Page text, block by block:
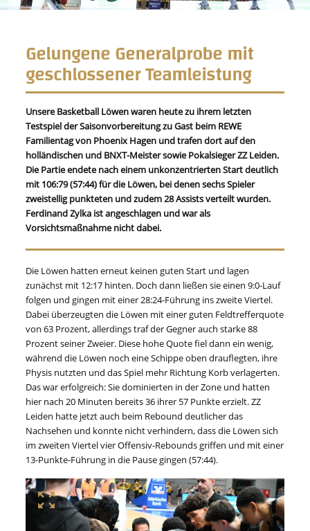
Gelungene Generalprobe mit
geschlossener Teamleistung
Unsere Basketball Löwen waren heute zu ihrem letzten
Testspiel der Saisonvorbereitung zu Gast beim REWE
Familientag von Phoenix Hagen und trafen dort auf den
holländischen und BNXT-Meister sowie Pokalsieger ZZ Leiden.
Die Partie endete nach einem unkonzentrierten Start deutlich
mit 106:79 (57:44) für die Löwen, bei denen sechs Spieler
zweistellig punkteten und zudem 28 Assists verteilt wurden.
Ferdinand Zylka ist angeschlagen und war als
Vorsichtsmaßnahme nicht dabei.
Die Löwen hatten erneut keinen guten Start und lagen
zunächst mit 12:17 hinten. Doch dann ließen sie einen 9:0-Lauf
folgen und gingen mit einer 28:24-Führung ins zweite Viertel.
Dabei überzeugten die Löwen mit einer guten Feldtrefferquote
von 63 Prozent, allerdings traf der Gegner auch starke 88
Prozent seiner Zweier. Diese hohe Quote fiel dann ein wenig,
während die Löwen noch eine Schippe oben drauflegten, ihre
Physis nutzten und das Spiel mehr Richtung Korb verlagerten.
Das war erfolgreich: Sie dominierten in der Zone und hatten
hier nach 20 Minuten bereits 36 ihrer 57 Punkte erzielt. ZZ
Leiden hatte jetzt auch beim Rebound deutlicher das
Nachsehen und konnte nicht verhindern, dass die Löwen sich
im zweiten Viertel vier Offensiv-Rebounds griffen und mit einer
13-Punkte-Führung in die Pause gingen (57:44).